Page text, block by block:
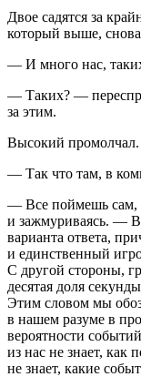
Двое садятся за
который выше, снова
— И много нас,
— Таких? —
за этим.
Высокий
— Так что там, в
— Все поймешь сам,
и зажмуриваясь. —
варианта ответа,
и единственный
С другой стороны,
десятая доля
Этим словом мы
в нашем разуме в
вероятности
из нас не знает, как
не знает, какие